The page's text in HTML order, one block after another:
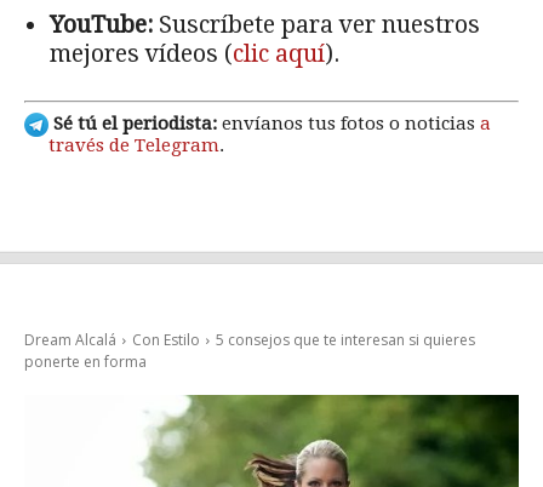
YouTube: Suscríbete para ver nuestros
mejores vídeos (clic aquí).
Sé tú el periodista: envíanos tus fotos o noticias a
través de Telegram.